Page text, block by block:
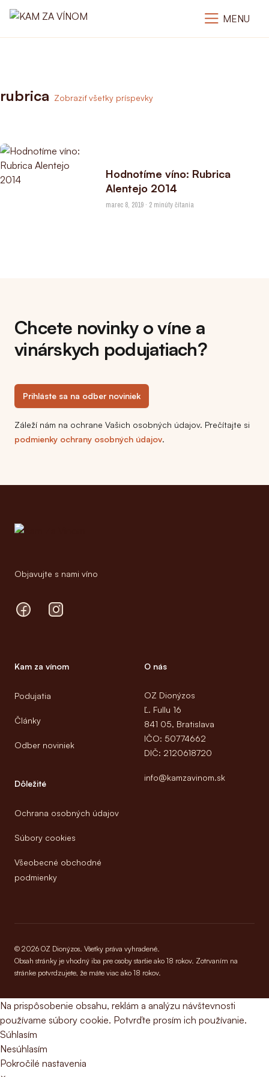
MENU
rubrica Zobraziť všetky príspevky
Hodnotíme víno: Rubrica
Alentejo 2014
marec 8, 2019 · 2 minúty čítania
Chcete novinky o víne a
vinárskych podujatiach?
Prihláste sa na odber noviniek
Záleží nám na ochrane Vašich osobných údajov. Prečítajte si
podmienky ochrany osobných údajov.
Objavujte s nami víno
FacebookInstagram
Kam za vínom
Podujatia
Články
Odber noviniek
Dôležité
Ochrana osobných údajov
Súbory cookies
Všeobecné obchodné
podmienky
O nás
OZ Dionýzos
Ľ. Fullu 16
841 05, Bratislava
IČO: 50774662
DIČ: 2120618720
info@kamzavinom.sk
© 2026 OZ Dionýzos. Všetky práva vyhradené.
Obsah stránky je vhodný iba pre osoby staršie ako 18 rokov. Zotrvaním na
stránke potvrdzujete, že máte viac ako 18 rokov.
Na prispôsobenie obsahu, reklám a analýzu návštevnosti
používame súbory cookie. Potvrďte prosím ich používanie.
Súhlasím
Nesúhlasím
Pokročilé nastavenia